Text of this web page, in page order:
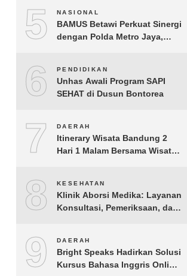
5 NASIONAL
BAMUS Betawi Perkuat Sinergi
dengan Polda Metro Jaya,
Kondusif Jelang HUT ke-81
Republik Indonesia
6 PENDIDIKAN
Unhas Awali Program SAPI
SEHAT di Dusun Bontorea
7 DAERAH
Itinerary Wisata Bandung 2
Hari 1 Malam Bersama Wisata
8 KESEHATAN
Klinik Aborsi Medika: Layanan
Konsultasi, Pemeriksaan, dan
9 DAERAH
Bright Speaks Hadirkan Solusi
Kursus Bahasa Inggris Online